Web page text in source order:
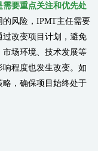
需要重点关注和优先处
的风险，IPMT主任需要
改变项目计划，避免
场环境、技术发展等
程度也发生改变。如
，确保项目始终处于